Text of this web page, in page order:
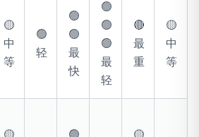
🟡
中
等
🟢
轻
🟢
🟢
最
快
🟢
🟢
🟢
最
轻
🔴
最
重
🟡
中
等